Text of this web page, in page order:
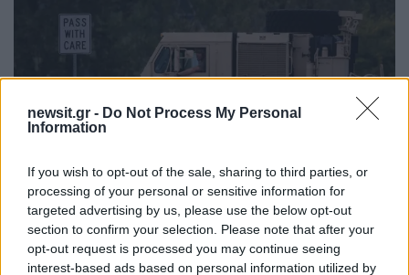
newsit.gr - Do Not Process My Personal
Information
If you wish to opt-out of the sale, sharing to third parties, or
processing of your personal or sensitive information for
targeted advertising by us, please use the below opt-out
section to confirm your selection. Please note that after your
opt-out request is processed you may continue seeing
interest-based ads based on personal information utilized by
Αμερικανοί στρατιώτες της Εθνοφρουράς του
Τέξας / REUTERS / Jim Vondruska